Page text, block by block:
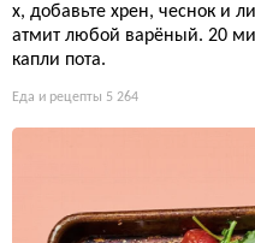
х, добавьте хрен, чеснок и
атмит любой варёный. 20
капли пота.
Еда и рецепты 5 264